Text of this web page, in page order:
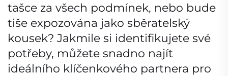
tašce za všech podmínek, nebo bude
tiše expozována jako sběratelský
kousek? Jakmile si identifikujete své
potřeby, můžete snadno najít
ideálního klíčenkového partnera pro